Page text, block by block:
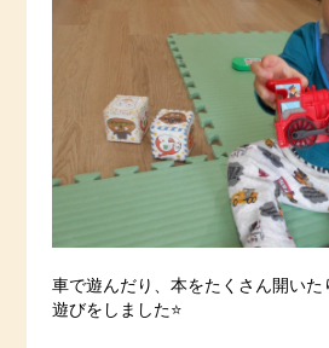
車で遊んだり、本をたくさん開いた
遊びをしました⭐️